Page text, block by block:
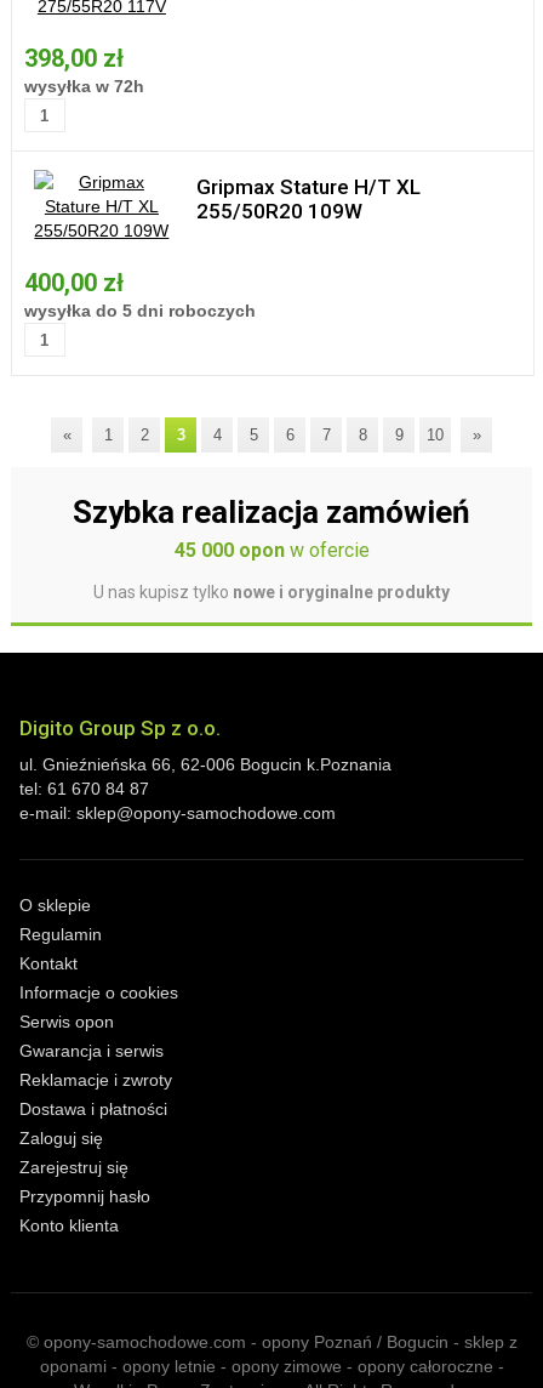
398,00 zł
wysyłka w 72h
Gripmax Stature H/T XL
255/50R20 109W
400,00 zł
wysyłka do 5 dni roboczych
« 1 2 3 4 5 6 7 8 9 10 »
Szybka realizacja zamówień
45 000 oponw ofercie
U nas kupisz tylko nowe i oryginalne produkty
Digito Group Sp z o.o.
ul. Gnieźnieńska 66 62-006 Bogucin k.Poznania
tel: 61 670 84 87
e-mail: sklep@opony-samochodowe.com
O sklepie
Regulamin
Kontakt
Informacje o cookies
Serwis opon
Gwarancja i serwis
Reklamacje i zwroty
Dostawa i płatności
Zaloguj się
Zarejestruj się
Przypomnij hasło
Konto klienta
© opony-samochodowe.com - opony Poznań / Bogucin - sklep z
oponami - opony letnie - opony zimowe - opony całoroczne -